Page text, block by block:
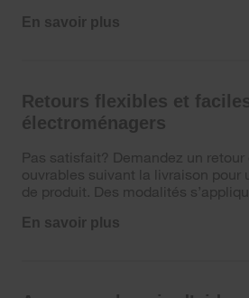
En savoir plus
Retours flexibles et
électroménagers
Pas satisfait? Demandez un retour
ouvrables suivant la livraison pour
de produit. Des modalités
En savoir plus